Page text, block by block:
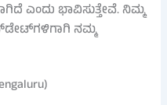
ಎಂದು ಭಾವಿಸುತ್ತೇವೆ. ನಿಮ್ಮ
ನಮ್ಮ